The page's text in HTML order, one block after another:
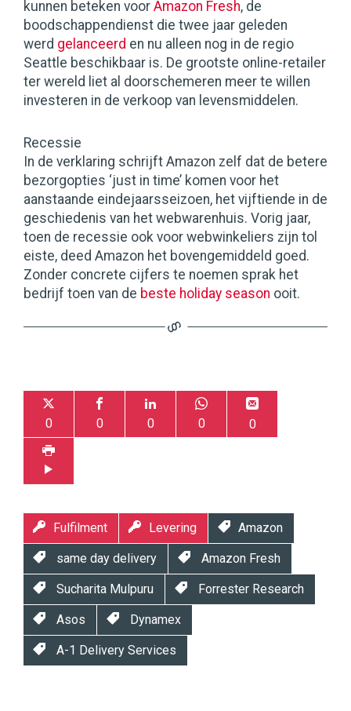
kunnen beteken voor Amazon Fresh, de
boodschappendienst die twee jaar geleden
werd gelanceerd en nu alleen nog in de regio
Seattle beschikbaar is. De grootste online-retailer
ter wereld liet al doorschemeren meer te willen
investeren in de verkoop van levensmiddelen.
Recessie
In de verklaring schrijft Amazon zelf dat de betere
bezorgopties ‘just in time’ komen voor het
aanstaande eindejaarsseizoen, het vijftiende in de
geschiedenis van het webwarenhuis. Vorig jaar,
toen de recessie ook voor webwinkeliers zijn tol
eiste, deed Amazon het bovengemiddeld goed.
Zonder concrete cijfers te noemen sprak het
bedrijf toen van de beste holiday season ooit.
0 0 0 0 0
Fulfilment Levering Amazon
same day delivery Amazon Fresh
Sucharita Mulpuru Forrester Research
Asos Dynamex
A-1 Delivery Services